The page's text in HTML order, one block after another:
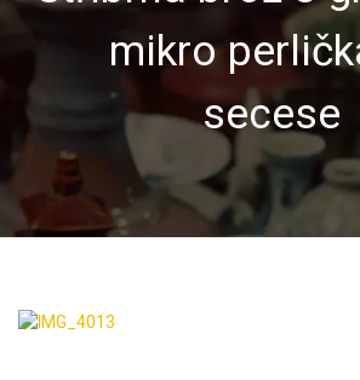
mikro
secese